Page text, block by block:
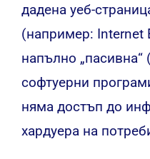
дадена уеб-
(например: Internet
напълно
софтуерни
няма достъп до
хардуера на